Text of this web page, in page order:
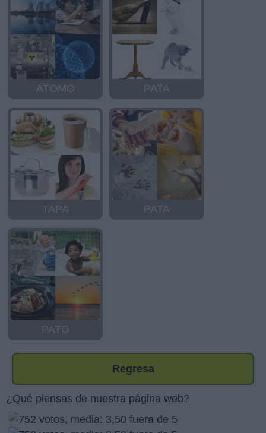
ATOMO PATA
TAPA PATA
PATO
Regresa
¿Qué piensas de nuestra página web?